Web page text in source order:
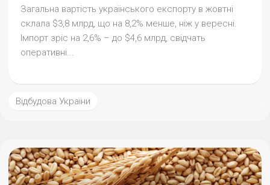
Загальна вартість українського експорту в жовтні
склала $3,8 млрд, що на 8,2% менше, ніж у вересні.
Імпорт зріс на 2,6% – до $4,6 млрд, свідчать
оперативні...
Відбудова України